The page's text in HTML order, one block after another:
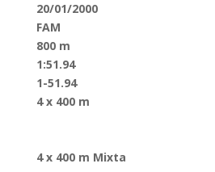
20/01/2000
FAM
800 m
1:51.94
1-51.94
4 x 400 m
4 x 400 m Mixta